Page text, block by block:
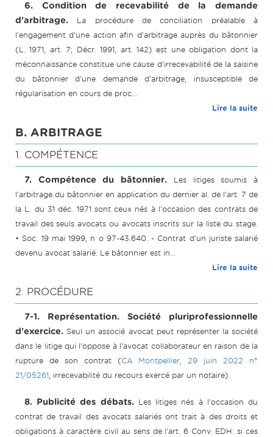
6. Condition de recevabilité de la demande
d'arbitrage.
La procédure de conciliation préalable à
l'engagement d'une action afin d'arbitrage auprès du bâtonnier
(L. 1971, art. 7; Décr. 1991, art. 142) est une obligation dont la
méconnaissance constitue une cause d'irrecevabilité de la saisine
du bâtonnier d'une demande d'arbitrage, insusceptible de
régularisation en cours de proc...
Lire la suite
B. ARBITRAGE
1. COMPÉTENCE
7. Compétence du bâtonnier.
Les litiges soumis à
l'arbitrage du bâtonnier en application du dernier al. de l'art. 7 de
la L. du 31 déc. 1971 sont ceux nés à l'occasion des contrats de
travail des seuls avocats ou avocats inscrits sur la liste du stage.
• Soc. 19 mai 1999, n o 97-43.640. - Contrat d'un juriste salarié
devenu avocat salarié. Le bâtonnier est in...
Lire la suite
2. PROCÉDURE
7-1. Représentation. Société pluriprofessionnelle
d'exercice. Seul un associé avocat peut représenter la société
dans le litige qui l'oppose à l'avocat collaborateur en raison de la
rupture de son contrat (CA Montpellier, 29 juin 2022 n°
21/05261, irrecevabilité du recours exercé par un notaire).
8. Publicité des débats. Les litiges nés à l'occasion du
contrat de travail des avocats salariés ont trait à des droits et
obligations à caractère civil au sens de l'art. 6 Conv. EDH: si ces